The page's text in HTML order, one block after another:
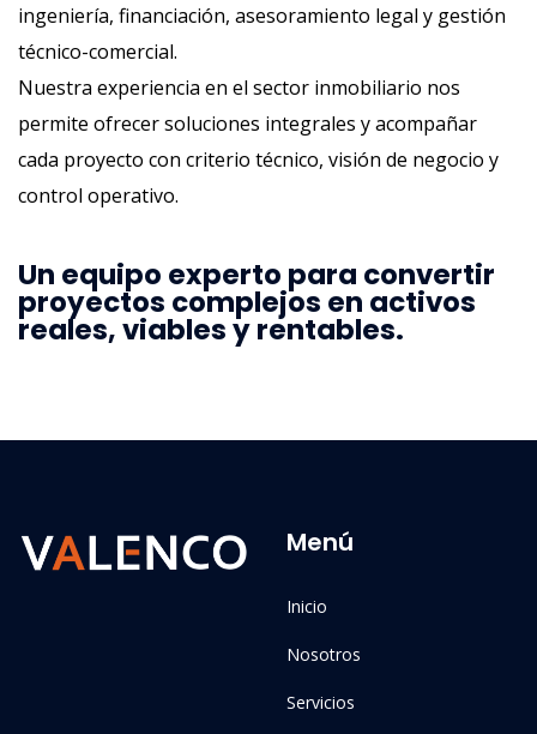
ingeniería, financiación, asesoramiento legal y gestión
técnico-comercial.
Nuestra experiencia en el sector inmobiliario nos
permite ofrecer soluciones integrales y acompañar
cada proyecto con criterio técnico, visión de negocio y
control operativo.
Un equipo experto para convertir
proyectos complejos en activos
reales, viables y rentables.
Menú
Inicio
Nosotros
Servicios